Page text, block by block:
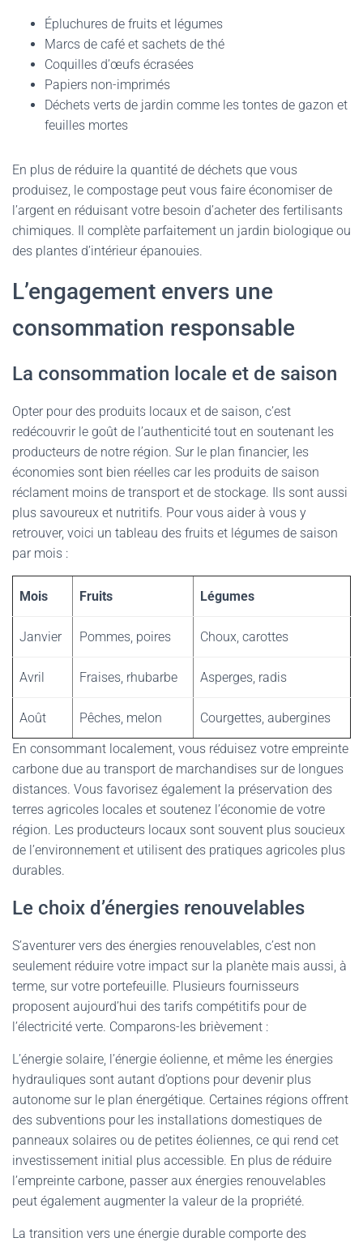
Épluchures de fruits et légumes
Marcs de café et sachets de thé
Coquilles d’œufs écrasées
Papiers non-imprimés
Déchets verts de jardin comme les tontes de gazon et
feuilles mortes
En plus de réduire la quantité de déchets que vous
produisez, le compostage peut vous faire économiser de
l’argent en réduisant votre besoin d’acheter des fertilisants
chimiques. Il complète parfaitement un jardin biologique ou
des plantes d’intérieur épanouies.
L’engagement envers une
consommation responsable
La consommation locale et de saison
Opter pour des produits locaux et de saison, c’est
redécouvrir le goût de l’authenticité tout en soutenant les
producteurs de notre région. Sur le plan financier, les
économies sont bien réelles car les produits de saison
réclament moins de transport et de stockage. Ils sont aussi
plus savoureux et nutritifs. Pour vous aider à vous y
retrouver, voici un tableau des fruits et légumes de saison
par mois :
Mois Fruits Légumes
Janvier Pommes, poires Choux, carottes
Avril Fraises, rhubarbe Asperges, radis
Août Pêches, melon
Courgettes, aubergines
En consommant localement, vous réduisez votre empreinte
carbone due au transport de marchandises sur de longues
distances. Vous favorisez également la préservation des
terres agricoles locales et soutenez l’économie de votre
région. Les producteurs locaux sont souvent plus soucieux
de l’environnement et utilisent des pratiques agricoles plus
durables.
Le choix d’énergies renouvelables
S’aventurer vers des énergies renouvelables, c’est non
seulement réduire votre impact sur la planète mais aussi, à
terme, sur votre portefeuille. Plusieurs fournisseurs
proposent aujourd’hui des tarifs compétitifs pour de
l’électricité verte. Comparons-les brièvement :
L’énergie solaire, l’énergie éolienne, et même les énergies
hydrauliques sont autant d’options pour devenir plus
autonome sur le plan énergétique. Certaines régions offrent
des subventions pour les installations domestiques de
panneaux solaires ou de petites éoliennes, ce qui rend cet
investissement initial plus accessible. En plus de réduire
l’empreinte carbone, passer aux énergies renouvelables
peut également augmenter la valeur de la propriété.
La transition vers une énergie durable comporte des